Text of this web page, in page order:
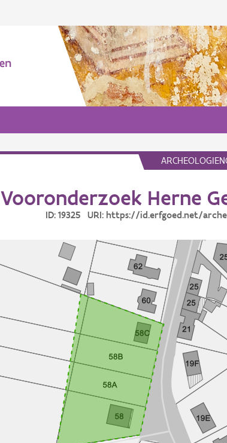
Vooronderzoek Herne
ID: 19325 URI: https://id.erfgoed.net/